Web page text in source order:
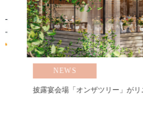
NEWS
披露宴会場「オンザツリー」がリ